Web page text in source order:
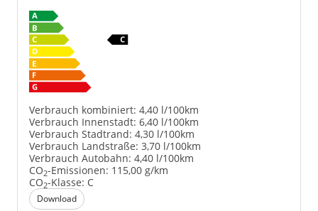
Verbrauch kombiniert: 4,40 l/100km
Verbrauch Innenstadt: 6,40 l/100km
Verbrauch Stadtrand: 4,30 l/100km
Verbrauch Landstraße: 3,70 l/100km
Verbrauch Autobahn: 4,40 l/100km
CO2-Emissionen: 115,00 g/km
CO2-Klasse: C
Download